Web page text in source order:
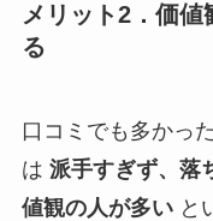
メリット2．価値
る
口コミでも多かっ
は 派手すぎず、落
値観の人が多いと